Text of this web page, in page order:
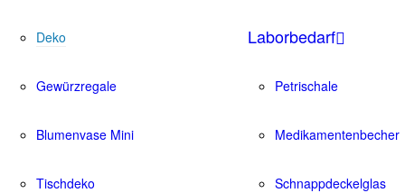
Deko
Gewürzregale
Blumenvase Mini
Tischdeko
Laborbedarf
Petrischale
Medikamentenbecher
Schnappdeckelglas